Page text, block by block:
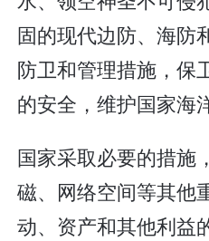
固的现代边防、海防
防卫和管理措施，保
的安全，维护国家海
国家采取必要的措施
磁、网络空间等其他
动、资产和其他利益